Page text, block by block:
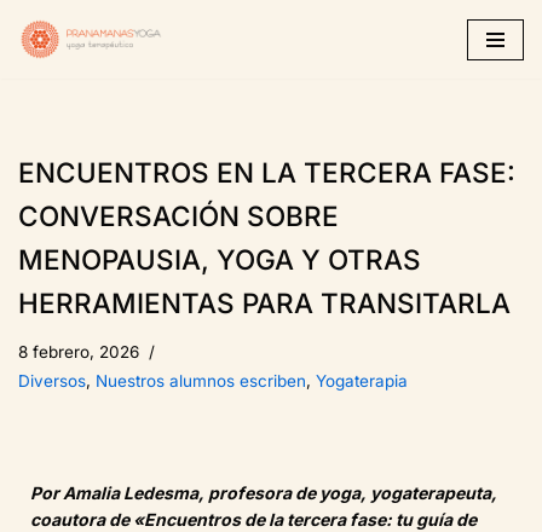
Saltar
ENCUENTROS EN LA TERCERA FASE:
CONVERSACIÓN SOBRE
MENOPAUSIA, YOGA Y OTRAS
HERRAMIENTAS PARA TRANSITARLA
8 febrero, 2026
Diversos, Nuestros alumnos escriben, Yogaterapia
Por Amalia Ledesma, profesora de yoga, yogaterapeuta,
coautora de «Encuentros de la tercera fase: tu guía de